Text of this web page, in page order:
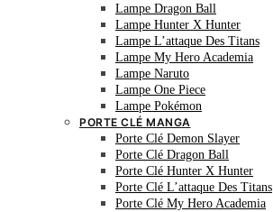
Lampe Dragon Ball
Lampe Hunter X Hunter
Lampe L’attaque Des Titans
Lampe My Hero Academia
Lampe Naruto
Lampe One Piece
Lampe Pokémon
PORTE CLÉ MANGA
Porte Clé Demon Slayer
Porte Clé Dragon Ball
Porte Clé Hunter X Hunter
Porte Clé L’attaque Des Titans
Porte Clé My Hero Academia